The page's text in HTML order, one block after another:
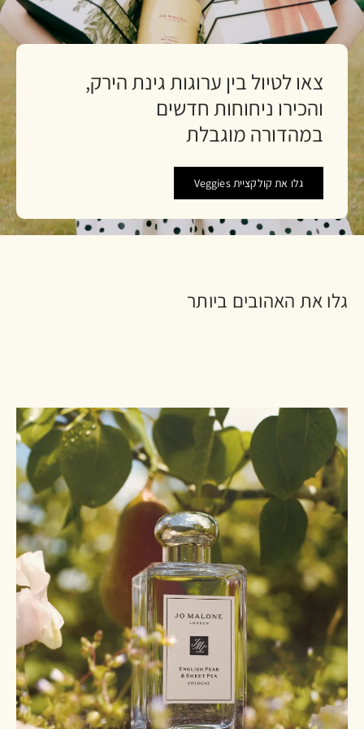
צאו לטיול בין ערוגות גינת הירק,
והכירו ניחוחות חדשים
במהדורה מוגבלת
גלו את קולקציית Veggies
גלו את האהובים ביותר